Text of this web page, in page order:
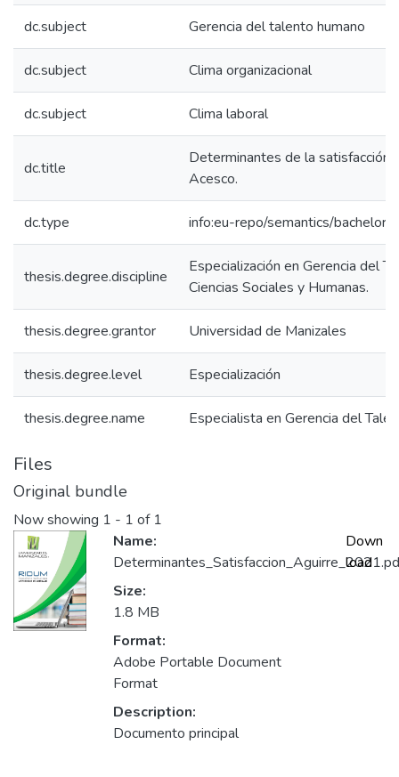
dc.subject Gerencia del talento humano
dc.subject Clima organizacional
dc.subject Clima laboral
dc.title
Determinantes de la satisfacción
Acesco.
dc.type info:eu-repo/semantics/
thesis.degree.discipline
Especialización en Gerencia del
Ciencias Sociales y Humanas.
thesis.degree.grantor Universidad de Manizales
thesis.degree.level Especialización
thesis.degree.name Especialista en Gerencia del
Files
Original bundle
Now showing 1 - 1 of 1
Name:
Size:
1.8 MB
Format:
Adobe Portable Document
Format
Description:
Documento principal
Down
load